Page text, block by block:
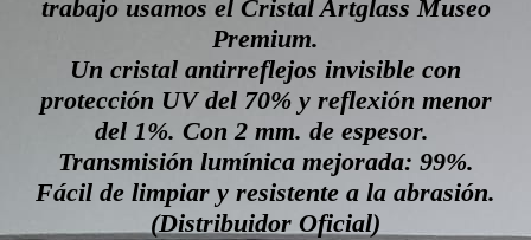
trabajo usamos el Cristal Artglass Museo
Premium.
Un cristal antirreflejos invisible con
protección UV del 70% y reflexión menor
del 1%. Con 2 mm. de espesor.
Transmisión lumínica mejorada: 99%.
Fácil de limpiar y resistente a la abrasión.
(Distribuidor Oficial)